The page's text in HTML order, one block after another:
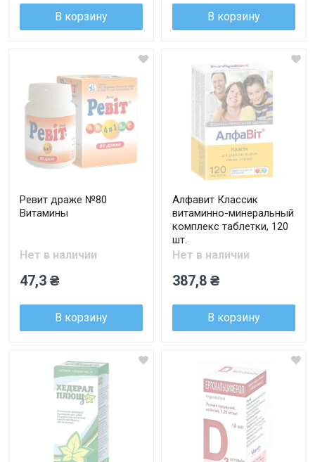
В корзину В корзину
Ревит драже №80
Витамины
Нет в наличии
47,3 ₴
В корзину
Алфавит Классик
витаминно-минеральный
комплекс таблетки, 120
шт.
Нет в наличии
387,8 ₴
В корзину